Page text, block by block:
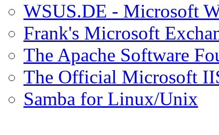
WSUS.DE - Microsoft
Frank's Microsoft
The Apache Software
The Official Microsoft
Samba for Linux/Unix